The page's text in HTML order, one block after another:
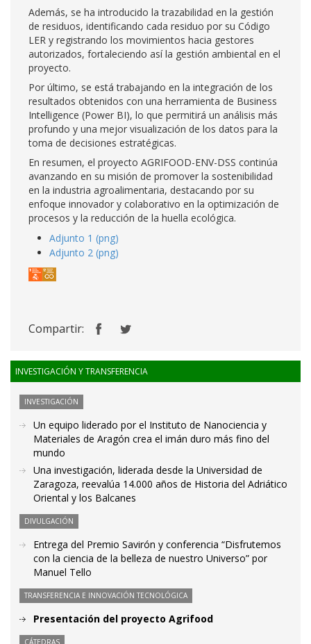
Además, se ha introducido la trazabilidad en la gestión
de residuos, identificando cada residuo por su Código
LER y registrando los movimientos hacia gestores
autorizados, fortaleciendo así la gestión ambiental en el
proyecto.
Por último, se está trabajando en la integración de los
resultados obtenidos con una herramienta de Business
Intelligence (Power BI), lo que permitirá un análisis más
profundo y una mejor visualización de los datos para la
toma de decisiones estratégicas.
En resumen, el proyecto AGRIFOOD-ENV-DSS continúa
avanzando en su misión de promover la sostenibilidad
en la industria agroalimentaria, destacando por su
enfoque innovador y colaborativo en la optimización de
procesos y la reducción de la huella ecológica.
Adjunto 1 (png)
Adjunto 2 (png)
Compartir:
INVESTIGACIÓN Y TRANSFERENCIA
INVESTIGACIÓN
Un equipo liderado por el Instituto de Nanociencia y
Materiales de Aragón crea el imán duro más fino del
mundo
Una investigación, liderada desde la Universidad de
Zaragoza, reevalúa 14.000 años de Historia del Adriático
Oriental y los Balcanes
DIVULGACIÓN
Entrega del Premio Savirón y conferencia “Disfrutemos
con la ciencia de la belleza de nuestro Universo” por
Manuel Tello
TRANSFERENCIA E INNOVACIÓN TECNOLÓGICA
Presentación del proyecto Agrifood